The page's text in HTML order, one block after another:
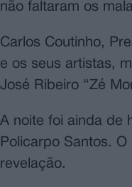
não faltaram os
Carlos Coutinho,
e os seus artistas,
José Ribeiro “Zé
A noite foi ainda de
Policarpo Santos.
revelação.